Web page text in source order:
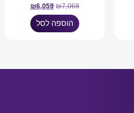
₪7,069
₪6,059
הוספה לסל